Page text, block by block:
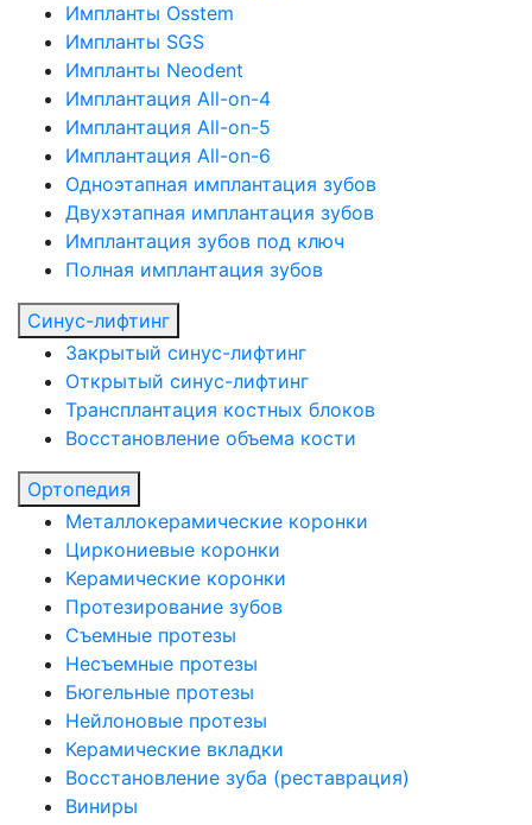
Импланты Osstem
Импланты SGS
Импланты Neodent
Имплантация All-on-4
Имплантация All-on-5
Имплантация All-on-6
Одноэтапная имплантация зубов
Двухэтапная имплантация зубов
Имплантация зубов под ключ
Полная имплантация зубов
Синус-лифтинг
Закрытый синус-лифтинг
Открытый синус-лифтинг
Трансплантация костных блоков
Восстановление объема кости
Ортопедия
Металлокерамические коронки
Циркониевые коронки
Керамические коронки
Протезирование зубов
Съемные протезы
Несъемные протезы
Бюгельные протезы
Нейлоновые протезы
Керамические вкладки
Восстановление зуба (реставрация)
Виниры